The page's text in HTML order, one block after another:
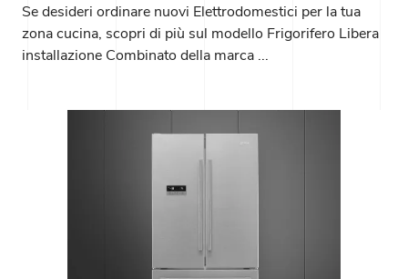
Se desideri ordinare nuovi Elettrodomestici per la tua
zona cucina, scopri di più sul modello Frigorifero Libera
installazione Combinato della marca ...